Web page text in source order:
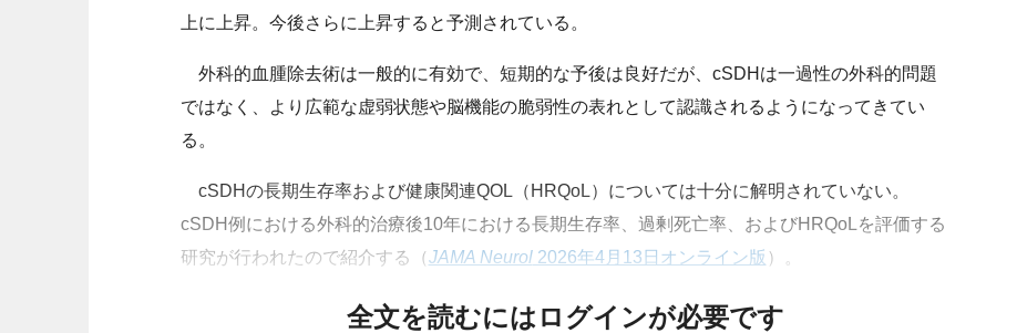
上に 上昇。今後さらに上昇すると予測されている。
外科的血腫除去術は一般的に有効で、短期的な予後は良好だが、cSDHは一過性の外科的問題
ではなく、より広範な虚弱状態や脳機能の脆弱性の表れとして認識されるようになってきてい
る。
cSDHの長期生存率および健康関連QOL（HRQoL）については十分に解明されていない。
cSDH例における外科的治療後10年における長期生存率、過剰死亡率、およびHRQoLを評価する
研究が行われたので紹介する（JAMA Neurol2026年4月13日オンライン版 ）。
全文を読むにはログインが必要です